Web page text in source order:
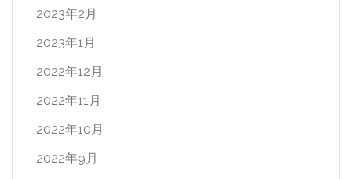
2023年2月
2023年1月
2022年12月
2022年11月
2022年10月
2022年9月